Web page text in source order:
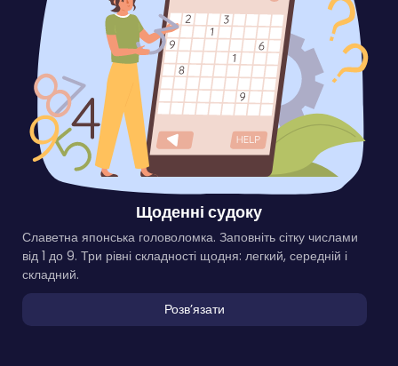
Щоденні судоку
Славетна японська головоломка. Заповніть сітку числами
від 1 до 9. Три рівні складності щодня: легкий, середній і
складний.
Розвʼязати